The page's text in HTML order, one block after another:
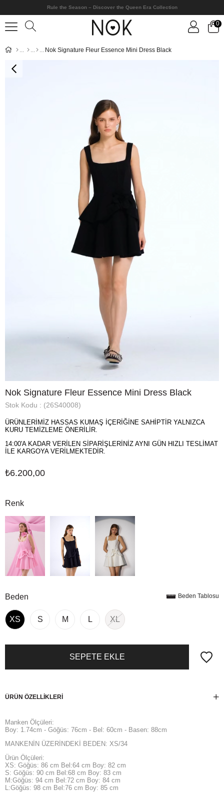
Rule the Season – Discover the Queen Era Collection
0
Nok Signature Fleur Essence Mini Dress Black
Nok Signature Fleur Essence Mini Dress Black
Stok Kodu (26S40008)
ÜRÜNLERİMİZ HASSAS KUMAŞ İÇERİĞİNE SAHİPTİR YALNIZCA
KURU TEMİZLEME ÖNERİLİR.
14:00'A KADAR VERİLEN SİPARİŞLERİNİZ AYNI GÜN HIZLI TESLİMAT
İLE KARGOYA VERİLMEKTEDİR.
₺6.200,00
Renk
Beden
XS S M L XL
Beden Tablosu
ÜRÜN ÖZELLIKLERI
Manken Ölçüleri:
Boy: 1.74cm - Göğüs: 76cm - Bel: 60cm - Basen: 88cm
MANKENİN ÜZERİNDEKİ BEDEN: XS/34
Ürün Ölçüleri:
XS: Göğüs: 86 cm Bel:64 cm Boy: 82 cm
S: Göğüs: 90 cm Bel:68 cm Boy: 83 cm
M:Göğüs: 94 cm Bel:72 cm Boy: 84 cm
L:Göğüs: 98 cm Bel:76 cm Boy: 85 cm